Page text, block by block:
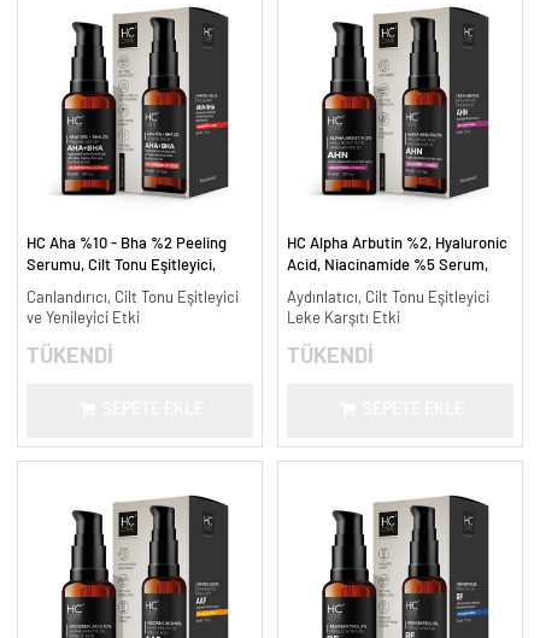
HC Aha %10 - Bha %2 Peeling
Serumu, Cilt Tonu Eşitleyici,
Canlandırıcı, Cilt Tonu Eşitleyici
ve Yenileyici Etki
TÜKENDİ
HC Alpha Arbutin %2, Hyaluronic
Acid, Niacinamide %5 Serum,
ml.
Aydınlatıcı, Cilt Tonu Eşitleyici
Leke Karşıtı Etki
TÜKENDİ